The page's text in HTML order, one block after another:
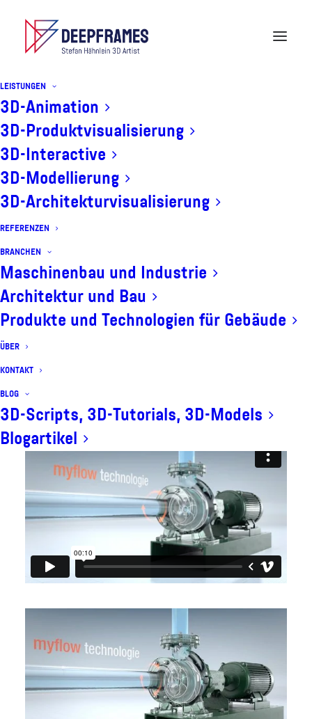
LEISTUNGEN
3D-Animation
3D-Produktvisualisierung
3D-Interactive
3D-Modellierung
3D-Architekturvisualisierung
REFERENZEN
BRANCHEN
Maschinenbau und Industrie
Architektur und Bau
Produkte und Technologien für Gebäude
ÜBER
KONTAKT
BLOG
3D-Scripts, 3D-Tutorials, 3D-Models
Blogartikel
CGI Animation Pumpe
Diese3D-Animation für den
Texteinblendung und verschiedenen
Overlays das Innenleben der Pumpe.